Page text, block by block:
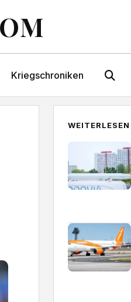
Kriegschroniken
WEITERLESEN